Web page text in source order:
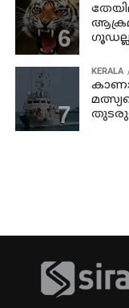
KERALA